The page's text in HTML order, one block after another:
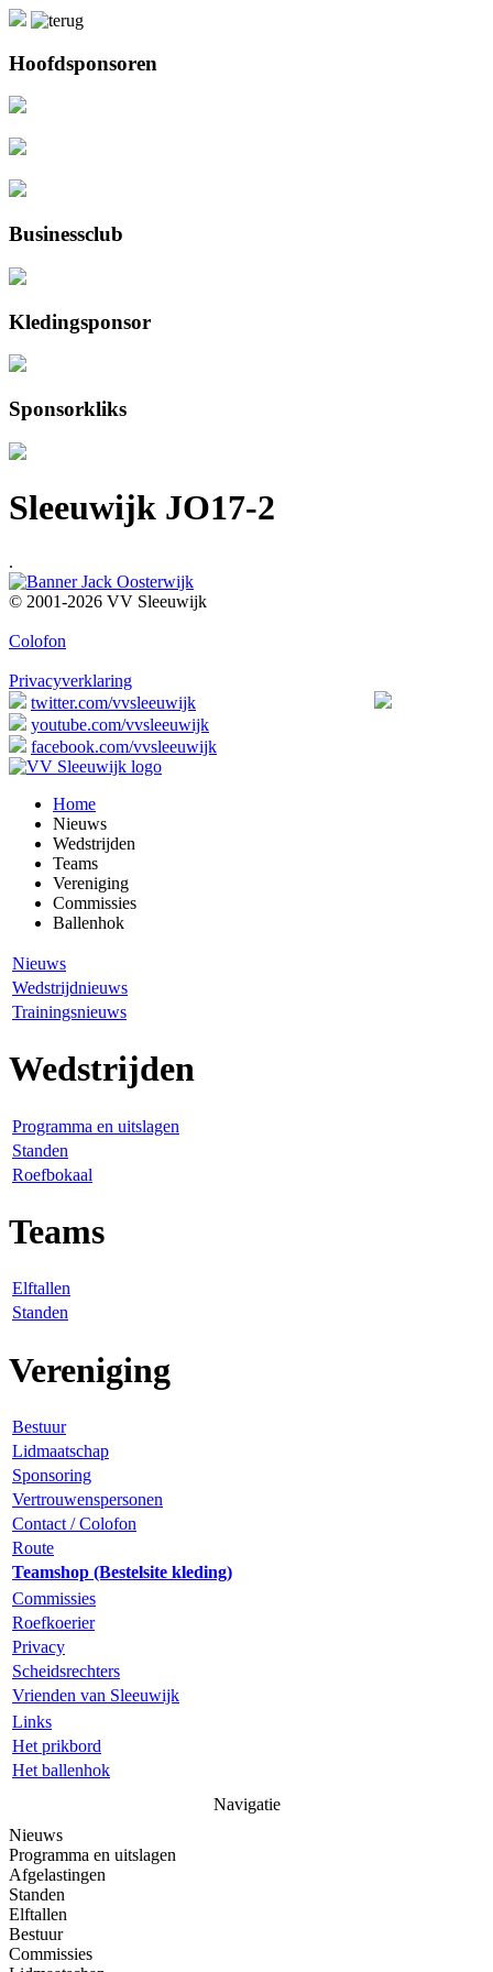
Hoofdsponsoren
Businessclub
Kledingsponsor
Sponsorkliks
Sleeuwijk JO17-2
.
© 2001-2026 VV Sleeuwijk
Colofon
Privacyverklaring
twitter.com/vvsleeuwijk
youtube.com/vvsleeuwijk
facebook.com/vvsleeuwijk
Home
Nieuws
Wedstrijden
Teams
Vereniging
Commissies
Ballenhok
Nieuws
Wedstrijdnieuws
Trainingsnieuws
Wedstrijden
Programma en uitslagen
Standen
Roefbokaal
Teams
Elftallen
Standen
Vereniging
Bestuur
Lidmaatschap
Sponsoring
Vertrouwenspersonen
Contact / Colofon
Route
Teamshop (Bestelsite kleding)
Commissies
Roefkoerier
Privacy
Scheidsrechters
Vrienden van Sleeuwijk
Links
Het prikbord
Het ballenhok
Navigatie
Nieuws
Programma en uitslagen
Afgelastingen
Standen
Elftallen
Bestuur
Commissies